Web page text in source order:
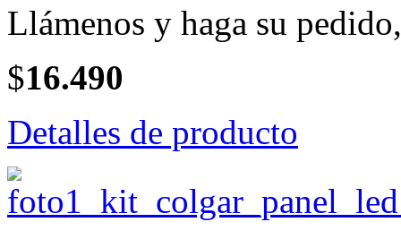
Llámenos y haga su
$16.490
Detalles de producto